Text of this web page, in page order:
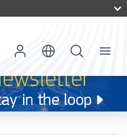
Menu